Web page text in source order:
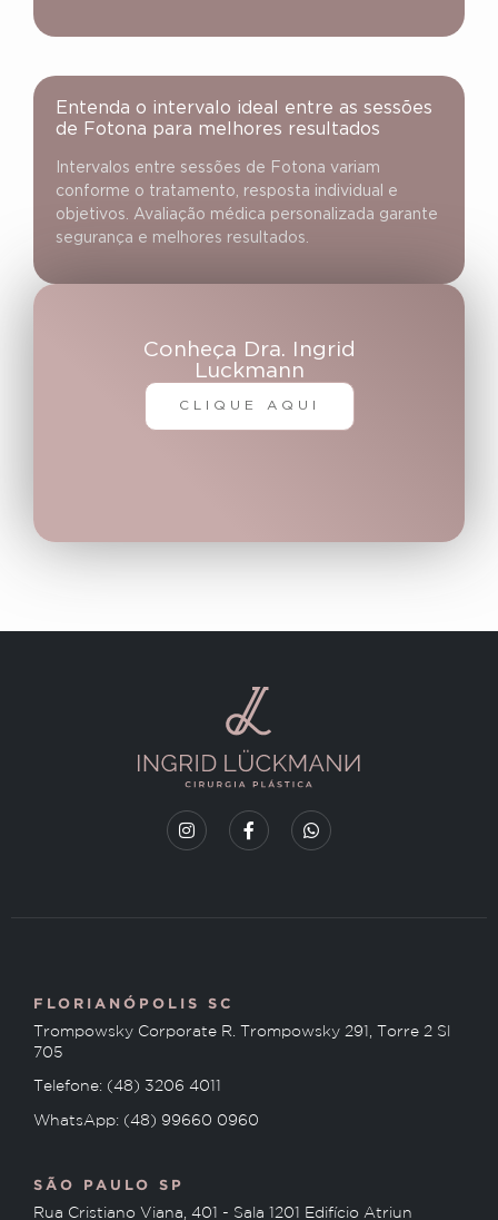
Entenda o intervalo ideal entre as sessões
de Fotona para melhores resultados
Intervalos entre sessões de Fotona variam
conforme o tratamento, resposta individual e
objetivos. Avaliação médica personalizada garante
segurança e melhores resultados.
Conheça Dra. Ingrid
Luckmann
CLIQUE AQUI
FLORIANÓPOLIS SC
Trompowsky Corporate R. Trompowsky 291, Torre 2 Sl
705
Telefone: (48) 3206 4011
WhatsApp: (48) 99660 0960
SÃO PAULO SP
Rua Cristiano Viana, 401 - Sala 1201 Edifício Atriun